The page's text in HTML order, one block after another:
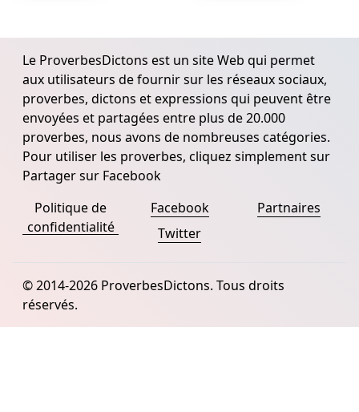
Le ProverbesDictons est un site Web qui permet
aux utilisateurs de fournir sur les réseaux sociaux,
proverbes, dictons et expressions qui peuvent être
envoyées et partagées entre plus de 20.000
proverbes, nous avons de nombreuses catégories.
Pour utiliser les proverbes, cliquez simplement sur
Partager sur Facebook
Politique de
confidentialité
Facebook
Twitter
Partnaires
© 2014-2026 ProverbesDictons. Tous droits
réservés.